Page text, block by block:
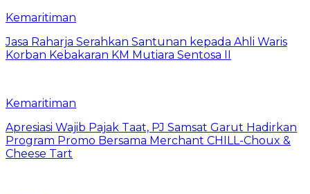
Kemaritiman
Jasa Raharja Serahkan Santunan kepada Ahli Waris
Korban Kebakaran KM Mutiara Sentosa II
Kemaritiman
Apresiasi Wajib Pajak Taat, PJ Samsat Garut Hadirkan
Program Promo Bersama Merchant CHILL-Choux &
Cheese Tart